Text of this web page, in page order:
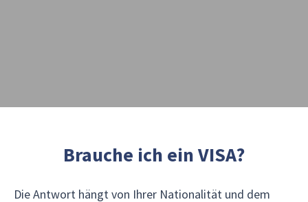
Brauche ich ein VISA?
Die Antwort hängt von Ihrer Nationalität und dem